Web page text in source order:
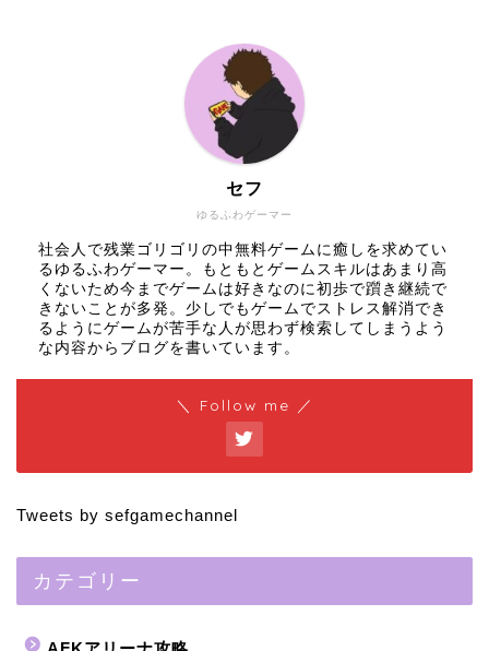
ゆるふわゲーマー
セフ
社会人で残業ゴリゴリの中無料ゲームに癒しを求めてい
るゆるふわゲーマー。もともとゲームスキルはあまり高
くないため今までゲームは好きなのに初歩で躓き継続で
きないことが多発。少しでもゲームでストレス解消でき
るようにゲームが苦手な人が思わず検索してしまうよう
な内容からブログを書いています。
＼ Follow me ／
Tweets by sefgamechannel
カテゴリー